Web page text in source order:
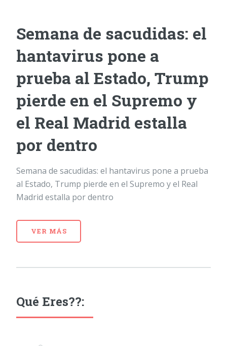
Semana de sacudidas: el
hantavirus pone a
prueba al Estado, Trump
pierde en el Supremo y
el Real Madrid estalla
por dentro
Semana de sacudidas: el hantavirus pone a prueba
al Estado, Trump pierde en el Supremo y el Real
Madrid estalla por dentro
VER MÁS
Qué Eres??: